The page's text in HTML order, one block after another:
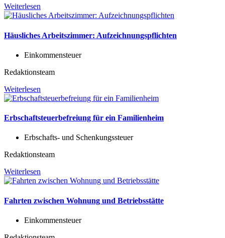
Weiterlesen
Häusliches Arbeitszimmer: Aufzeichnungspflichten
Einkommensteuer
Redaktionsteam
Weiterlesen
Erbschaftsteuerbefreiung für ein Familienheim
Erbschafts- und Schenkungssteuer
Redaktionsteam
Weiterlesen
Fahrten zwischen Wohnung und Betriebsstätte
Einkommensteuer